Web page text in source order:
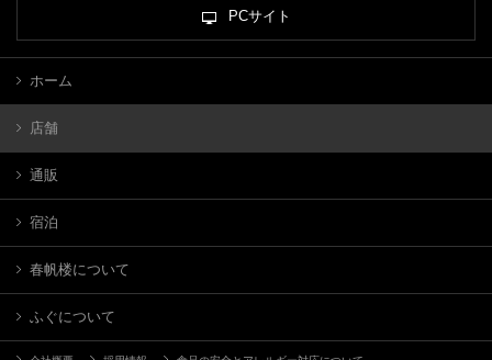
PCサイト
ホーム
店舗
通販
宿泊
春帆楼について
ふぐについて